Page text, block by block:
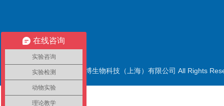
版权所有© 伊莱博生物科技（上海）有限公司 All Rights
在线咨询
实验咨询
实验检测
动物实验
理论教学